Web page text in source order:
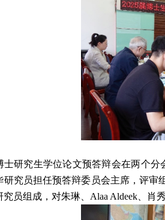
士研究生学位论文预答辩会在两个
研究员担任预答辩委员会主席，评审
员组成，对朱琳、 Alaa Aldeek 、肖